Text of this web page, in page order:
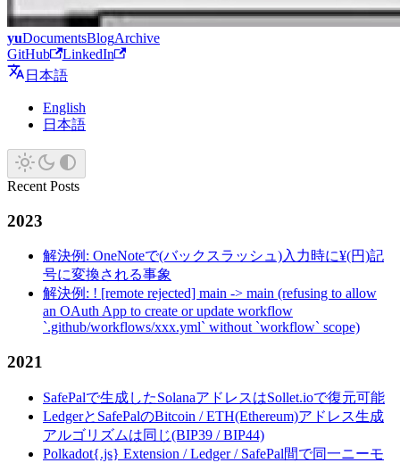
yuDocumentsBlogArchive
GitHub
LinkedIn
日本語
English
日本語
Recent Posts
2023
解決例: OneNoteで(バックスラッシュ)入力時に¥(円)記
号に変換される事象
解決例: ! [remote rejected] main -> main (refusing to allow
an OAuth App to create or update workflow
`.github/workflows/xxx.yml` without `workflow` scope)
2021
SafePalで生成したSolanaアドレスはSollet.ioで復元可能
LedgerとSafePalのBitcoin / ETH(Ethereum)アドレス生成
アルゴリズムは同じ(BIP39 / BIP44)
Polkadot{.js} Extension / Ledger / SafePal間で同一ニーモ